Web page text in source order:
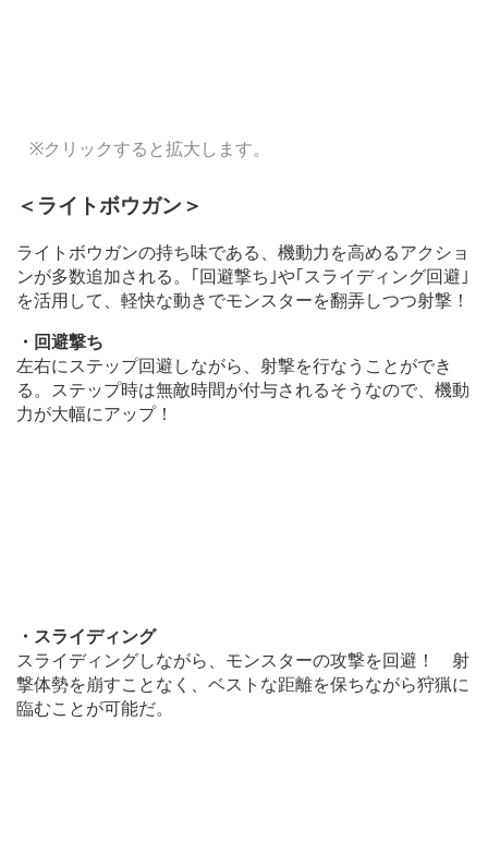
※クリックすると拡大します。
＜ライトボウガン＞
ライトボウガンの持ち味である、機動力を高めるアクショ
ンが多数追加される。｢回避撃ち｣や｢スライディング回避｣
を活用して、軽快な動きでモンスターを翻弄しつつ射撃！
・回避撃ち
左右にステップ回避しながら、射撃を行なうことができ
る。ステップ時は無敵時間が付与されるそうなので、機動
力が大幅にアップ！
・スライディング
スライディングしながら、モンスターの攻撃を回避！ 射
撃体勢を崩すことなく、ベストな距離を保ちながら狩猟に
臨むことが可能だ。